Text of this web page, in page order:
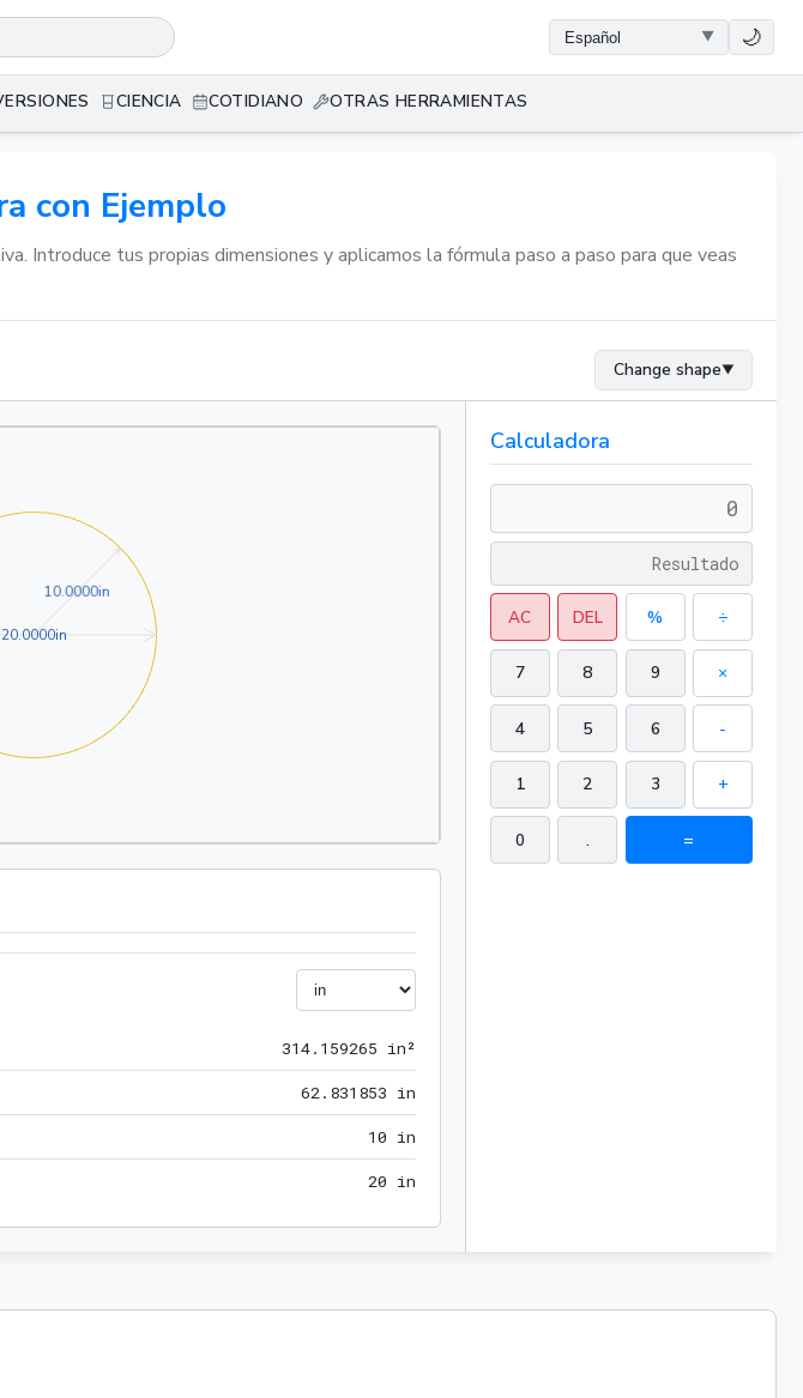
🌙
CIENCIA COTIDIANO OTRAS HERRAMIENTAS
con Ejemplo
Introduce tus propias dimensiones y aplicamos la fórmula paso a paso para que veas
Change shape▼
10.0000in10.0000in
20.0000in20.0000in
314. 1 59265 in²
62. 831 853 in
10 in
20 in
Calculadora
AC DEL % ÷
7 8 9 ×
4 5 6 -
1 2 3 +
0 . =